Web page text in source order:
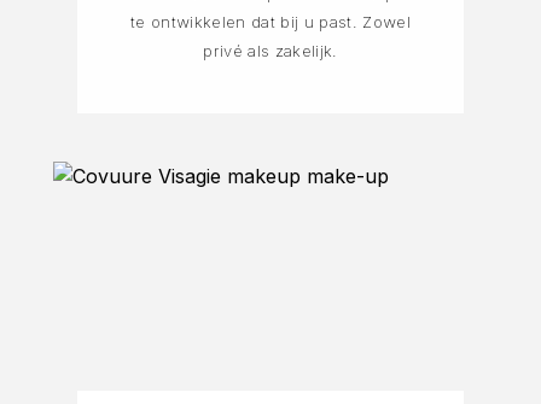
te ontwikkelen dat bij u past. Zowel
privé als zakelijk.